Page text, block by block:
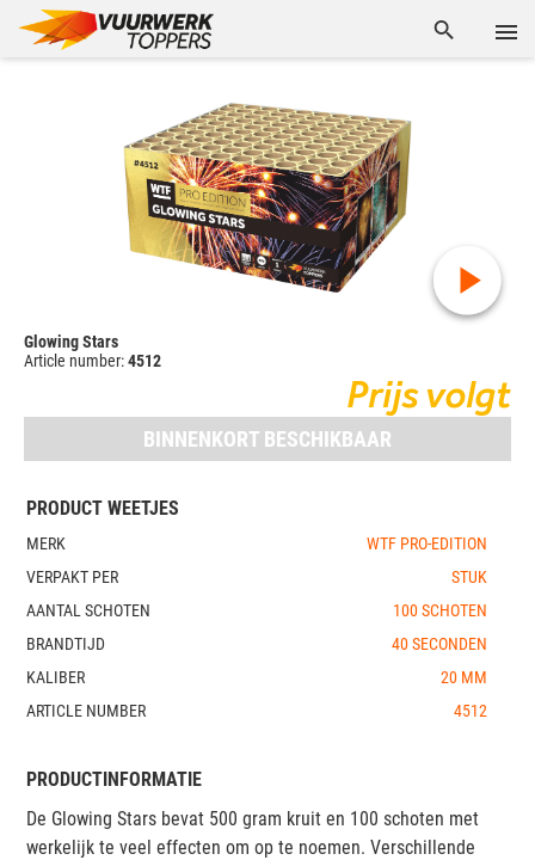
Glowing Stars
Article number:4512
Prijs volgt
BINNENKORT BESCHIKBAAR
PRODUCT WEETJES
MERK
WTF PRO-EDITION
VERPAKT PER
STUK
AANTAL SCHOTEN
100 SCHOTEN
BRANDTIJD
40 SECONDEN
KALIBER
20 MM
ARTICLE NUMBER
4512
PRODUCTINFORMATIE
De Glowing Stars bevat 500 gram kruit en 100 schoten met
werkelijk te veel effecten om op te noemen. Verschillende